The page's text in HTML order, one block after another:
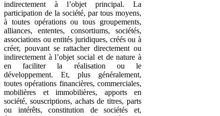
indirectement à l’objet principal. La
participation de la société, par tous moyens,
à toutes opérations ou tous groupements,
alliances, ententes, consortiums, sociétés,
associations ou entités juridiques, créés ou à
créer, pouvant se rattacher directement ou
indirectement à l’objet social et de nature à
en faciliter la réalisation ou le
développement. Et, plus généralement,
toutes opérations financières, commerciales,
mobilières et immobilières, apports en
société, souscriptions, achats de titres, parts
ou intérêts, constitution de sociétés et,